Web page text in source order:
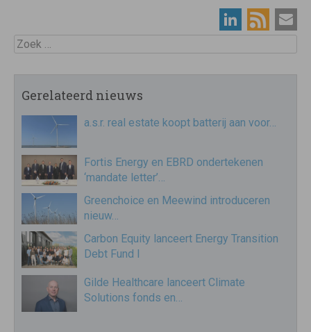
Zoek
Gerelateerd nieuws
a.s.r. real estate koopt batterij aan voor…
Fortis Energy en EBRD ondertekenen
‘mandate letter’…
Greenchoice en Meewind introduceren
nieuw…
Carbon Equity lanceert Energy Transition
Debt Fund I
Gilde Healthcare lanceert Climate
Solutions fonds en…